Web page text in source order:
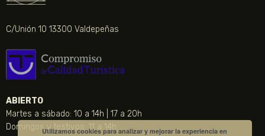
C/Unión 10 13300 Valdepeñas
ABIERTO
Martes a sábado: 10 a 14h | 17 a 20h
Domingos y festivos: 11 a 14h
Utilizamos cookies para analizar y mejorar la experiencia en